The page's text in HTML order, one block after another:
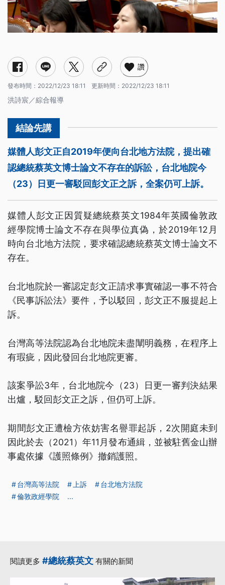
讚
發布時間： 2022/12/23 18:11 更新時間： 2022/12/23 18:11
洪詩宸／綜合報導
媒體人彭文正自2019年便向台北地方法院，提出確
認總統蔡英文博士論文不存在的訴訟，台北地院今
（23）日更一審駁回彭文正之訴，全案仍可上訴。
媒體人彭文正因質疑總統蔡英文1984年英國倫敦政
經學院博士論文不存在與學位真偽，於2019年12月
時向台北地方法院，要求確認總統蔡英文博士論文不
存在。
台北地院於一審認定彭文正請求事實確認一事不符合
《民事訴訟法》要件，予以駁回，彭文正不服提起上
訴。
台灣高等法院認為台北地院未盡闡明義務，在程序上
有瑕疵，因此發回台北地院更審。
該案爭訟3年，台北地院今（23）日更一審判決結果
出爐，駁回彭文正之訴，但仍可上訴。
期間彭文正遭檢方依妨害名譽罪起訴，2次開庭未到
因此於去（2021）年11月發布通緝，並被駐舊金山辦
事處依據《護照條例》撤銷護照。
台灣高等法院 上訴
台北地方法院
倫敦政經學院
...
閱讀更多 #總統蔡英文 有關的新聞